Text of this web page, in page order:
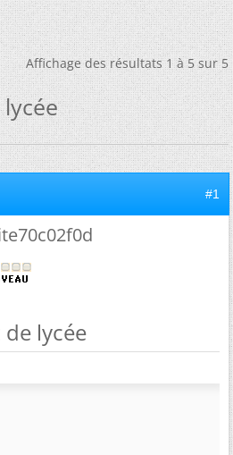
Affichage des résultats 1 à 5 sur 5
#1
lycée